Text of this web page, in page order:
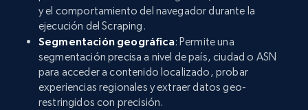
y el comportamiento del navegador durante la
ejecución del Scraping.
Segmentación geográfica: Permite una
segmentación precisa a nivel de país, ciudad o ASN
para acceder a contenido localizado, probar
experiencias regionales y extraer datos geo-
restringidos con precisión.